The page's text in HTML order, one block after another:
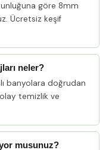
göre 8mm
Ücretsiz keşif
neler?
banyolara doğrudan
temizlik ve
musunuz?